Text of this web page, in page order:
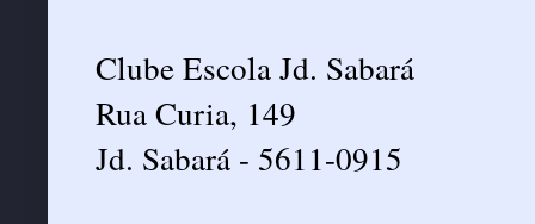
Clube Escola Jd. Sabará
Rua Curia, 149
Jd. Sabará - 5611-0915